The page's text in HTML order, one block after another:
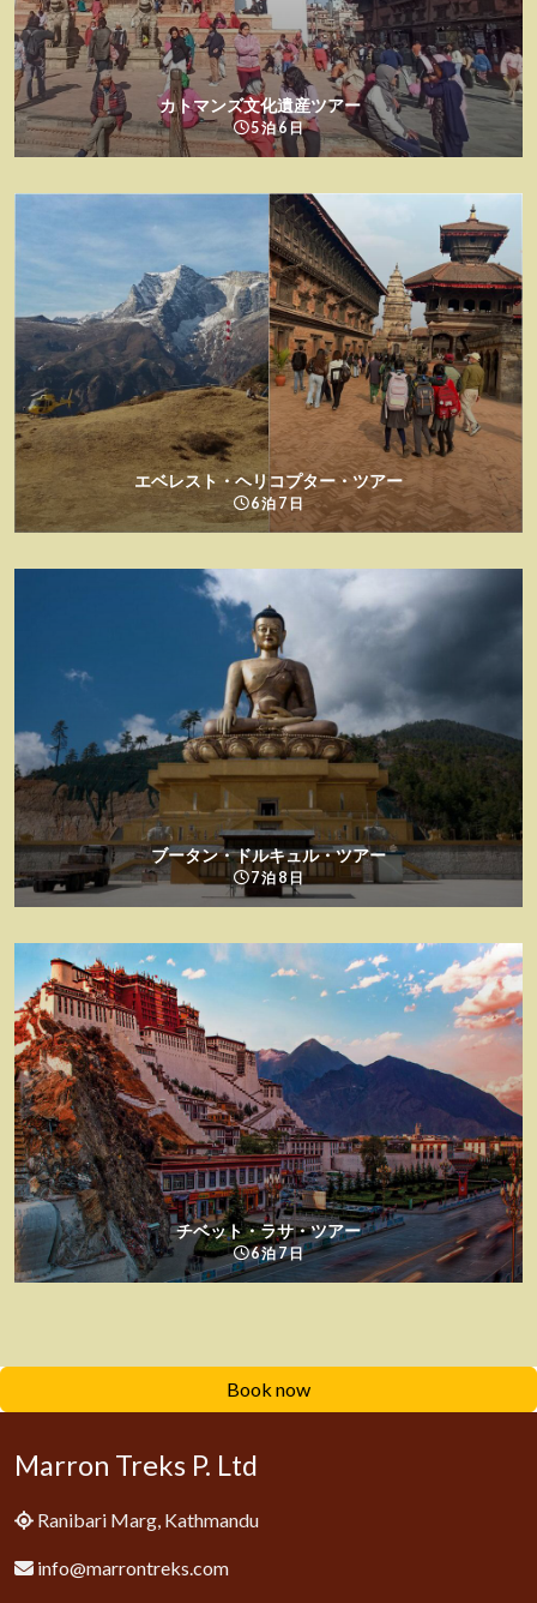
カトマンズ文化遺産ツアー
5 泊 6 日
エベレスト・ヘリコプター・ツアー
6 泊 7 日
ブータン・ドルキュル・ツアー
7 泊 8 日
チベット・ラサ・ツアー
6 泊 7 日
Book now
Marron Treks P. Ltd
Ranibari Marg, Kathmandu
info@marrontreks.com